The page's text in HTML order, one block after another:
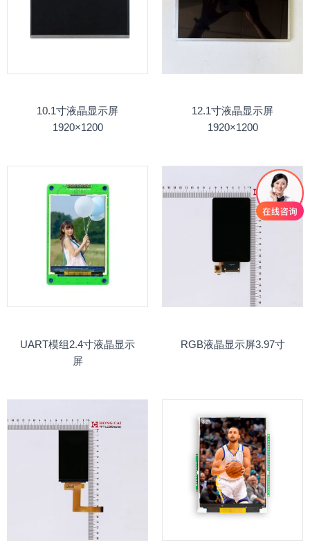
10.1寸液晶显示屏
1920×1200
12.1寸液晶显示屏
1920×1200
UART模组2.4寸液晶显示
屏
RGB液晶显示屏3.97寸